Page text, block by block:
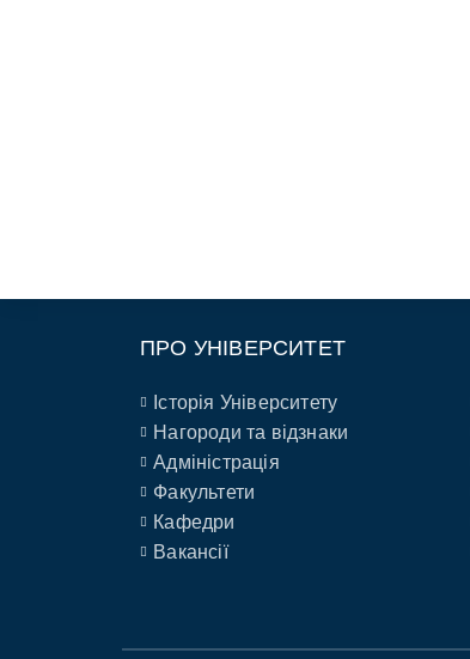
ПРО УНІВЕРСИТЕТ
Історія Університету
Нагороди та відзнаки
Адміністрація
Факультети
Кафедри
Вакансії